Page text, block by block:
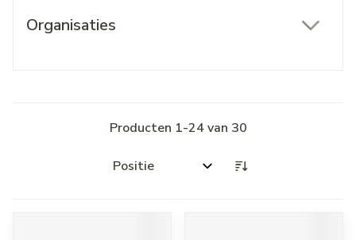
Organisaties
Producten 1-24van 30
Sorteer op: